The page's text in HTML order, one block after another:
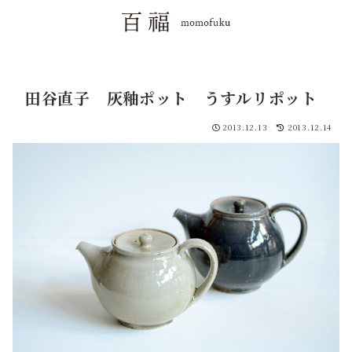
田谷直子 灰釉ポット うすルリポット
2013.12.13 2013.12.14